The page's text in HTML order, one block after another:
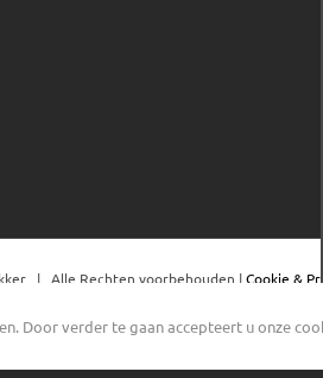
| Alle Rechten voorbehouden |Cookie &
FacebookYouTubeInstagram
Door verder te gaan accepteert u onze